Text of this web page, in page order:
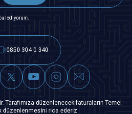
ediyorum.
0850 304 0 340
Tarafımıza düzenlenecek faturaların Temel
düzenlenmesini rica ederiz.